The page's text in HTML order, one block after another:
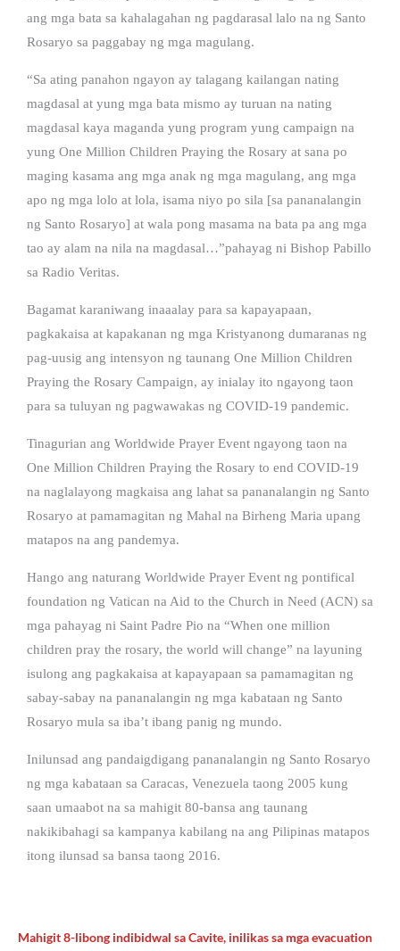
ang mga bata sa kahalagahan ng pagdarasal lalo na ng Santo
Rosaryo sa paggabay ng mga magulang.
“Sa ating panahon ngayon ay talagang kailangan nating
magdasal at yung mga bata mismo ay turuan na nating
magdasal kaya maganda yung program yung campaign na
yung One Million Children Praying the Rosary at sana po
maging kasama ang mga anak ng mga magulang, ang mga
apo ng mga lolo at lola, isama niyo po sila [sa pananalangin
ng Santo Rosaryo] at wala pong masama na bata pa ang mga
tao ay alam na nila na magdasal…”pahayag ni Bishop Pabillo
sa Radio Veritas.
Bagamat karaniwang inaaalay para sa kapayapaan,
pagkakaisa at kapakanan ng mga Kristyanong dumaranas ng
pag-uusig ang intensyon ng taunang One Million Children
Praying the Rosary Campaign, ay inialay ito ngayong taon
para sa tuluyan ng pagwawakas ng COVID-19 pandemic.
Tinagurian ang Worldwide Prayer Event ngayong taon na
One Million Children Praying the Rosary to end COVID-19
na naglalayong magkaisa ang lahat sa pananalangin ng Santo
Rosaryo at pamamagitan ng Mahal na Birheng Maria upang
matapos na ang pandemya.
Hango ang naturang Worldwide Prayer Event ng pontifical
foundation ng Vatican na Aid to the Church in Need (ACN) sa
mga pahayag ni Saint Padre Pio na “When one million
children pray the rosary, the world will change” na layuning
isulong ang pagkakaisa at kapayapaan sa pamamagitan ng
sabay-sabay na pananalangin ng mga kabataan ng Santo
Rosaryo mula sa iba’t ibang panig ng mundo.
Inilunsad ang pandaigdigang pananalangin ng Santo Rosaryo
ng mga kabataan sa Caracas, Venezuela taong 2005 kung
saan umaabot na sa mahigit 80-bansa ang taunang
nakikibahagi sa kampanya kabilang na ang Pilipinas matapos
itong ilunsad sa bansa taong 2016.
Mahigit 8-libong indibidwal sa Cavite, inilikas sa mga evacuation